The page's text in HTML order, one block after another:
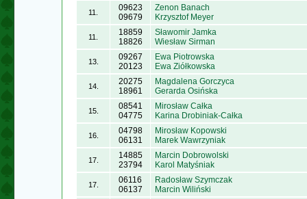
11.
09623
09679
Zenon Banach
Krzysztof Meyer
11.
18859
18826
Sławomir Jamka
Wiesław Sirman
13.
09267
20123
Ewa Piotrowska
Ewa Ziółkowska
14.
20275
18961
Magdalena Gorczyca
Gerarda Osińska
15.
08541
04775
Mirosław Całka
Karina Drobiniak-Całka
16.
04798
06131
Mirosław Kopowski
Marek Wawrzyniak
17.
14885
23794
Marcin Dobrowolski
Karol Matyśniak
17.
06116
06137
Radosław Szymczak
Marcin Wiliński